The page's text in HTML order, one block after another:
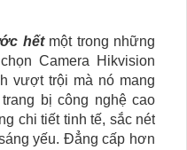
hếtmột trong những
Camera Hikvision
vượt trội mà nó mang
bị công nghệ cao
chi tiết tinh tế, sắc nét
yếu. Đẳng cấp hơn